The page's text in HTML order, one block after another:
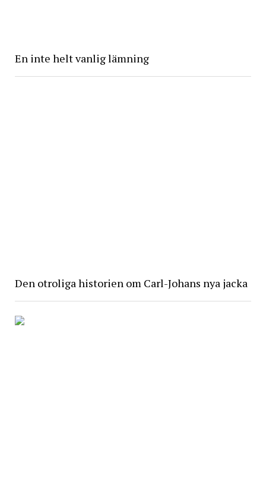
En inte helt vanlig lämning
Den otroliga historien om Carl-Johans nya jacka